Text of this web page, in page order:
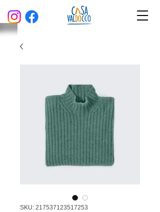
SKU: 217537123517253